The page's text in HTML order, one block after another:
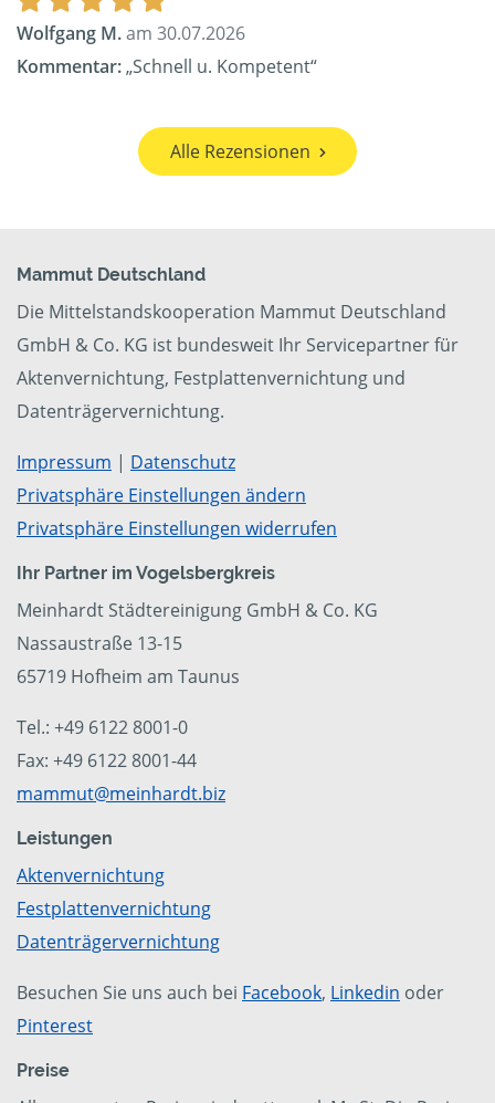
Wolfgang M.am 30.07.2026
Kommentar:„Schnell u. Kompetent“
Alle Rezensionen
Mammut Deutschland
Die Mittelstandskooperation Mammut Deutschland
GmbH & Co. KG ist bundesweit Ihr Servicepartner für
Aktenvernichtung, Festplattenvernichtung und
Datenträgervernichtung.
Impressum | Datenschutz
Privatsphäre Einstellungen ändern
Privatsphäre Einstellungen widerrufen
Ihr Partner im Vogelsbergkreis
Meinhardt Städtereinigung GmbH & Co. KG
Nassaustraße 13-15
65719 Hofheim am Taunus
Tel.: +49 6122 8001-0
Fax: +49 6122 8001-44
mammut@meinhardt.biz
Leistungen
Aktenvernichtung
Festplattenvernichtung
Datenträgervernichtung
Besuchen Sie uns auch bei Facebook, Linkedin oder
Pinterest
Preise